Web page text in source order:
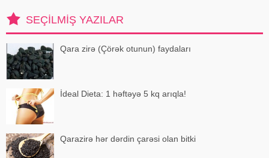
qorxularından, ümidlərindən,
yanlış bildiklərindən daha az
danışırıq. Elə buna gör
SEÇILMIŞ YAZILAR
Qara zirə (Çörək otunun) faydaları
İdeal Dieta: 1 həftəyə 5 kq arıqla!
Qarazirə hər dərdin çarəsi olan bitki